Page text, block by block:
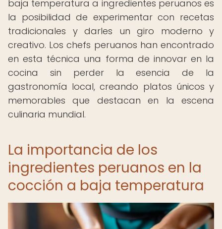
baja temperatura a ingredientes peruanos es
la posibilidad de experimentar con recetas
tradicionales y darles un giro moderno y
creativo. Los chefs peruanos han encontrado
en esta técnica una forma de innovar en la
cocina sin perder la esencia de la
gastronomía local, creando platos únicos y
memorables que destacan en la escena
culinaria mundial.
La importancia de los
ingredientes peruanos en la
cocción a baja temperatura